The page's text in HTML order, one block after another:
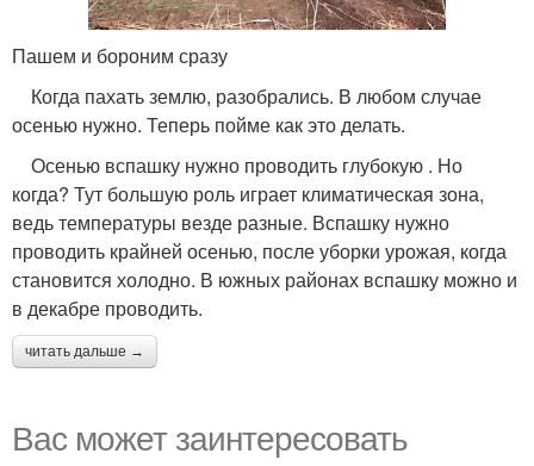
Пашем и бороним сразу
Когда пахать землю, разобрались. В любом случае
осенью нужно. Теперь пойме как это делать.
Осенью вспашку нужно проводить глубокую . Но
когда? Тут большую роль играет климатическая зона,
ведь температуры везде разные. Вспашку нужно
проводить крайней осенью, после уборки урожая, когда
становится холодно. В южных районах вспашку можно и
в декабре проводить.
читать дальше →
Вас может заинтересовать